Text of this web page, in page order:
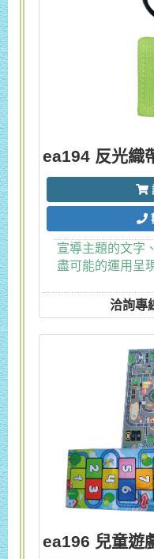
ea194 反光織
宣導主題的文字
盡可能的運用呈
洽詢專
ea196 兒童遊